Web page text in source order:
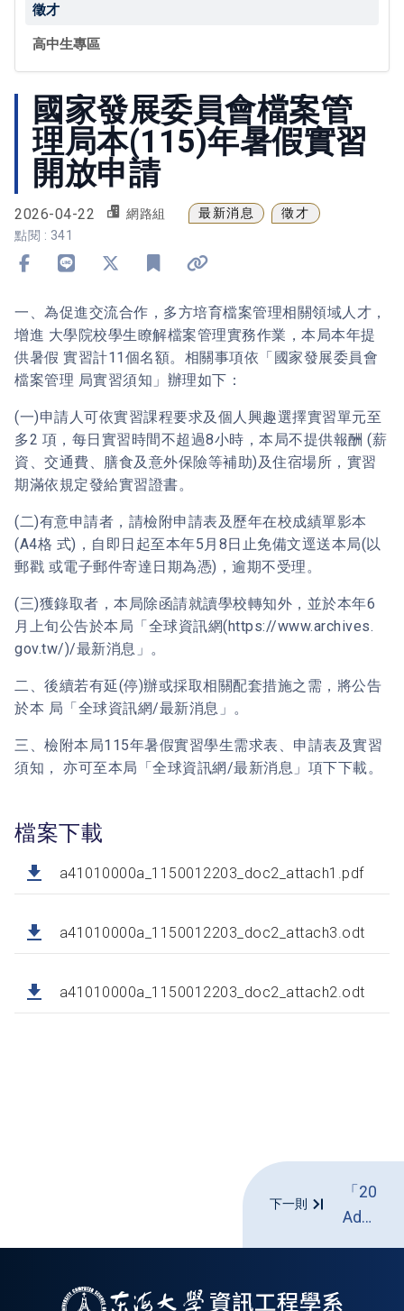
徵才
高中生專區
國家發展委員會檔案管
理局本(115)年暑假實習
開放申請
2026-04-22 網路組 最新消息
徵才
點閱 : 341
一、為促進交流合作，多方培育檔案管理相關領域人才，
增進 大學院校學生瞭解檔案管理實務作業，本局本年提
供暑假 實習計11個名額。相關事項依「國家發展委員會
檔案管理 局實習須知」辦理如下：
(一)申請人可依實習課程要求及個人興趣選擇實習單元至
多2 項，每日實習時間不超過8小時，本局不提供報酬 (薪
資、交通費、膳食及意外保險等補助)及住宿場所，實習
期滿依規定發給實習證書。
(二)有意申請者，請檢附申請表及歷年在校成績單影本
(A4格 式)，自即日起至本年5月8日止免備文逕送本局(以
郵戳 或電子郵件寄達日期為憑)，逾期不受理。
(三)獲錄取者，本局除函請就讀學校轉知外，並於本年6
月上旬公告於本局「全球資訊網(https://www.archives.
gov.tw/)/最新消息」。
二、後續若有延(停)辦或採取相關配套措施之需，將公告
於本 局「全球資訊網/最新消息」。
三、檢附本局115年暑假實習學生需求表、申請表及實習
須知， 亦可至本局「全球資訊網/最新消息」項下下載。
檔案下載
a41010000a_1150012203_doc2_attach1.pdf
a41010000a_1150012203_doc2_attach3.odt
a41010000a_1150012203_doc2_attach2.odt
下一則
「2026
Adobe